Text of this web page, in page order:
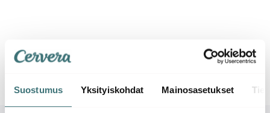
Suostumus Yksityiskohdat Mainosasetukset